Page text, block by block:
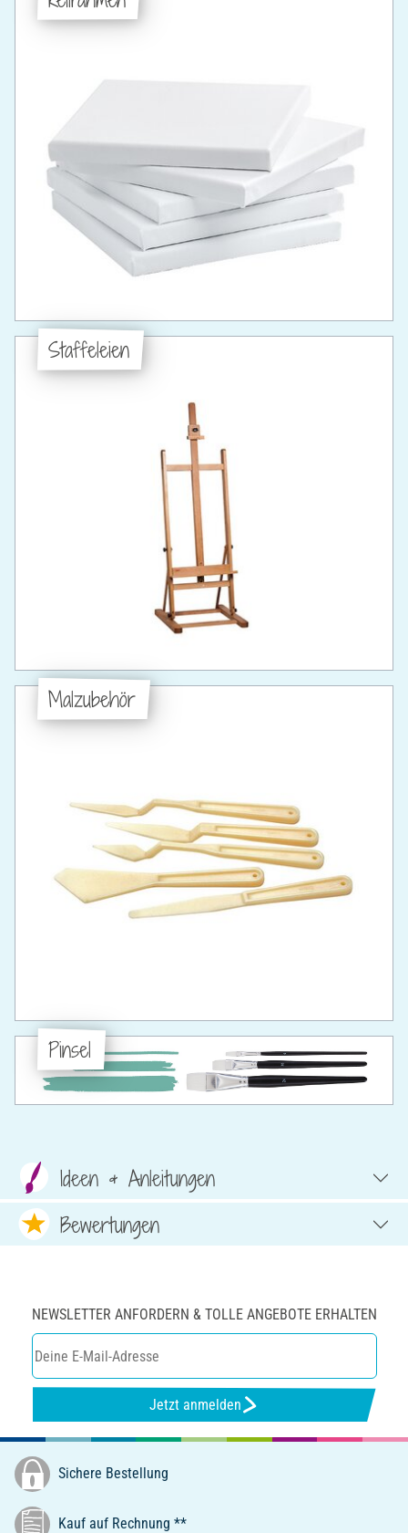
Staffeleien
Malzubehör
Pinsel
Ideen & Anleitungen
Bewertungen
NEWSLETTER ANFORDERN & TOLLE ANGEBOTE ERHALTEN
Jetzt anmelden
Sichere Bestellung
Kauf auf Rechnung **